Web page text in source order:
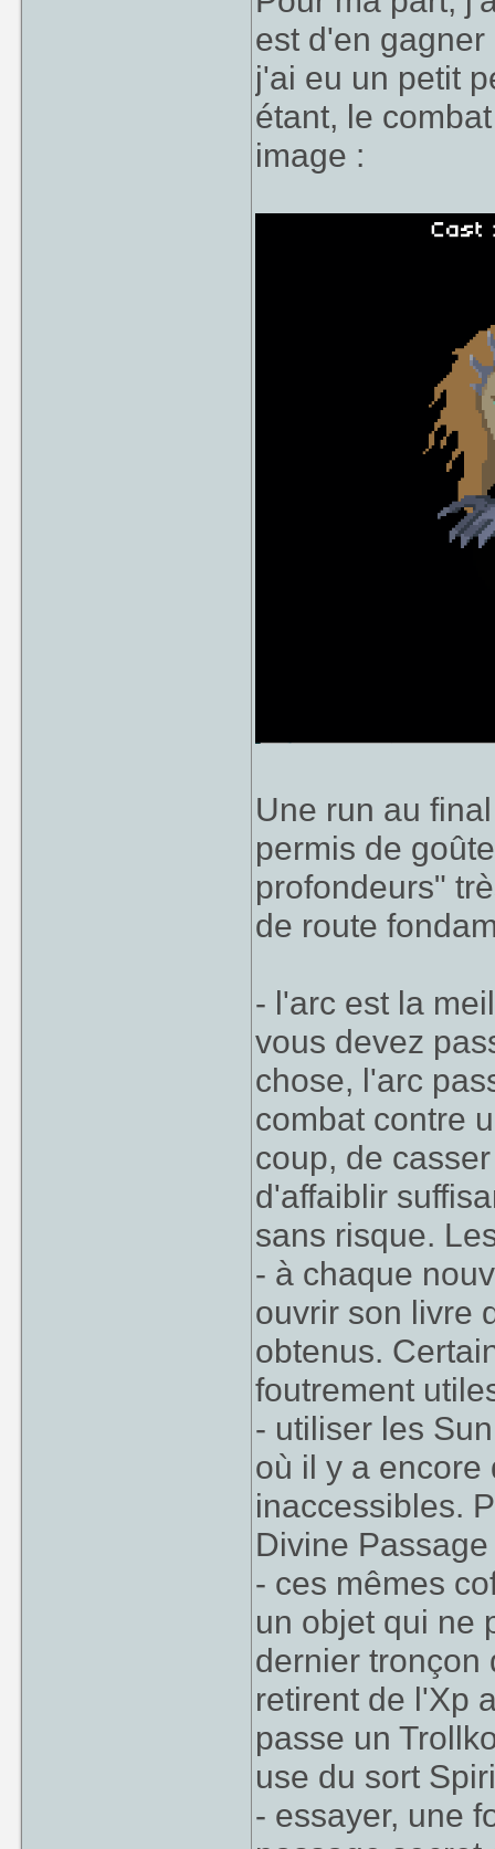
est d'en
j'ai eu un petit
étant, le
image :
Une run au
permis de
profondeurs"
de route
- l'arc est la
vous devez
chose, l'arc
combat contre
coup, de
d'affaiblir
sans risque.
- à chaque
ouvrir son livre
obtenus.
foutrement
- utiliser les
où il y a encore
inaccessibles.
Divine
- ces mêmes
un objet qui ne
dernier tronçon
retirent de l'Xp
passe un
use du sort
- essayer, une